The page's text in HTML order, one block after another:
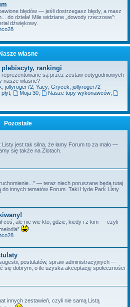
błędów — jeśli dostrzegasz błędy, a masz
do dzieła! Mile widziane „dowody rzeczowe”:
dźwiękowy.
Nasze własne
plebiscyty, rankingi
są przez zestaw cotygodniowych
nasze własne?
jollyroger72 Yacy Grycek jollyroger72
, Moja 30, Nasze topy wykonawców,
Pozostałe
jest tak silna, że łamy Forum to za mało —
się także na Zlotach.
— teraz niech poruszane będą tutaj
do innych tematów Forum. Taki Hyde Park Listy
coś, ale nie wie kto, gdzie, kiedy i z kim — czyli
postulatów, spraw administracyjnych —
się dobrym, o ile uzyska akceptację społeczności
innych zestawień, czyli nie samą Listą